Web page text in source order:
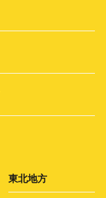
東北地方